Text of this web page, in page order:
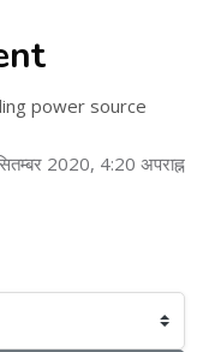
power source
2020, 4:20 अपराह्न